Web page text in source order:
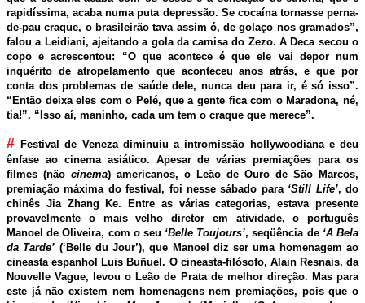
rapidíssima, acaba numa puta depressão. Se cocaína tornasse perna-
de-pau craque, o brasileirão tava assim ó, de golaço nos gramados”,
falou a Leidiani, ajeitando a gola da camisa do Zezo. A Deca secou o
copo e acrescentou: “O que acontece é que ele vai depor num
inquérito de atropelamento que aconteceu anos atrás, e que por
conta dos problemas de saúde dele, nunca deu para ir, é só isso”.
“Então deixa eles com o Pelé, que a gente fica com o Maradona, né,
tia!”. “Isso aí, maninho, cada um tem o craque que merece”.
#Festival de Veneza diminuiu a intromissão hollywoodiana e deu
ênfase ao cinema asiático. Apesar de várias premiações para os
filmes (não cinema) americanos, o Leão de Ouro de São Marcos,
premiação máxima do festival, foi nesse sábado para ‘Still Life’, do
chinês Jia Zhang Ke. Entre as várias categorias, estava presente
provavelmente o mais velho diretor em atividade, o português
Manoel de Oliveira, com o seu ‘Belle Toujours’, seqüência de ‘A Bela
da Tarde’ (‘Belle du Jour’), que Manoel diz ser uma homenagem ao
cineasta espanhol Luis Buñuel. O cineasta-filósofo, Alain Resnais, da
Nouvelle Vague, levou o Leão de Prata de melhor direção. Mas para
este já não existem nem homenagens nem premiações, pois que o